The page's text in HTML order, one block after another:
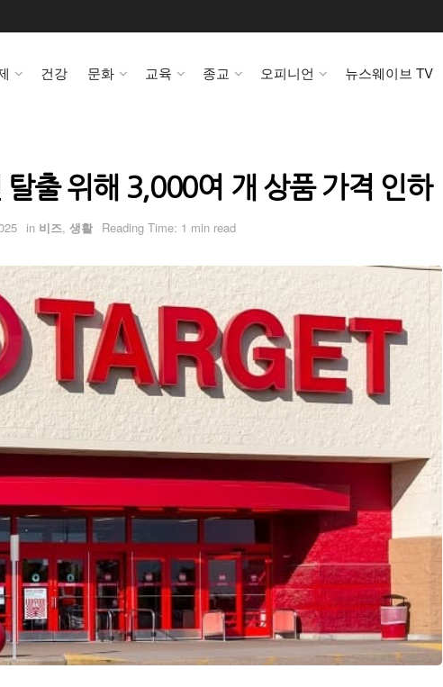
건강 문화 교육 종교 오피니언 뉴스웨이브 TV
탈출 위해 3,000여 개 상품 가격 인하
in 비즈, 생활 Reading Time: 1 min read